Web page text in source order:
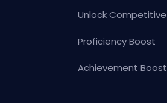
Unlock Competitive
Proficiency Boost
Achievement Boost